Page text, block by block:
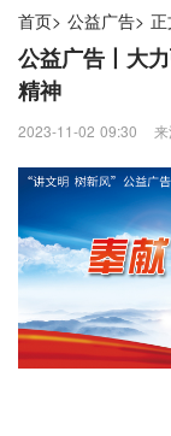
首页> 公益广告> 正
公益广告丨大
精神
2023-11-02 09:30